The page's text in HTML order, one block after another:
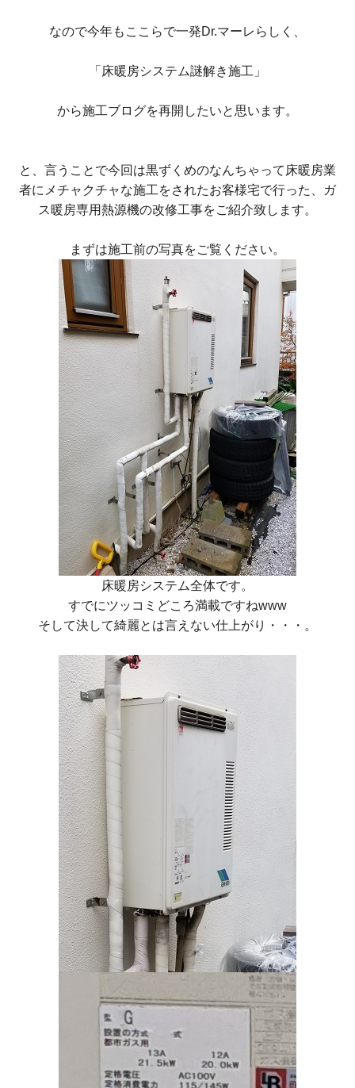
なので今年もここらで一発Dr.マーレらしく、
「床暖房システム謎解き施工」
から施工ブログを再開したいと思います。
と、言うことで今回は黒ずくめのなんちゃって床暖房業
者にメチャクチャな施工をされたお客様宅で行った、ガ
ス暖房専用熱源機の改修工事をご紹介致します。
まずは施工前の写真をご覧ください。
床暖房システム全体です。
すでにツッコミどころ満載ですねwww
そして決して綺麗とは言えない仕上がり・・・。